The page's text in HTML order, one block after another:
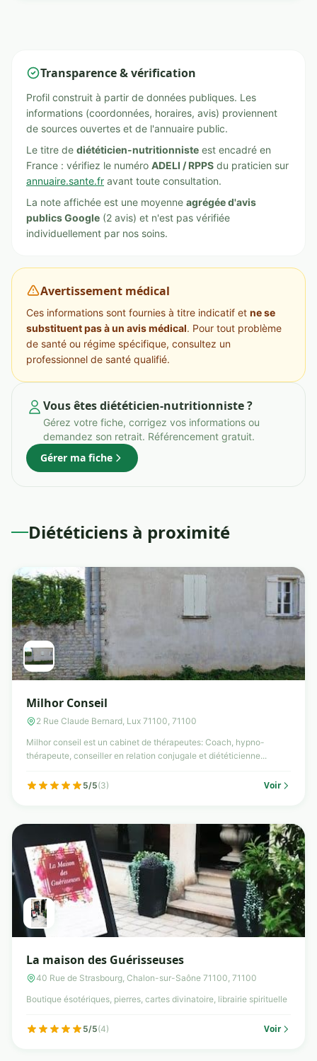
Transparence & vérification
Profil construit à partir de données publiques. Les
informations (coordonnées, horaires, avis) proviennent
de sources ouvertes et de l'annuaire public.
Le titre de diététicien-nutritionniste est encadré en
France : vérifiez le numéro ADELI / RPPS du praticien sur
annuaire.sante.fr avant toute consultation.
La note affichée est une moyenne agrégée d'avis
publics Google (2 avis) et n'est pas vérifiée
individuellement par nos soins.
Avertissement médical
Ces informations sont fournies à titre indicatif et ne se
substituent pas à un avis médical. Pour tout problème
de santé ou régime spécifique, consultez un
professionnel de santé qualifié.
Vous êtes diététicien-nutritionniste ?
Gérez votre fiche, corrigez vos informations ou
demandez son retrait. Référencement gratuit.
Gérer ma fiche
Diététiciens à proximité
Milhor Conseil
2 Rue Claude Bernard, Lux 71100, 71100
Milhor conseil est un cabinet de thérapeutes: Coach, hypno-
thérapeute, conseiller en relation conjugale et diététicienne...
5/5(3) Voir
La maison des Guérisseuses
40 Rue de Strasbourg, Chalon-sur-Saône 71100, 71100
Boutique ésotériques, pierres, cartes divinatoire, librairie spirituelle
5/5(4) Voir